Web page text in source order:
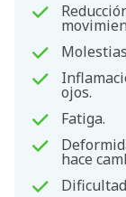
ojos.
Fatiga.
hace